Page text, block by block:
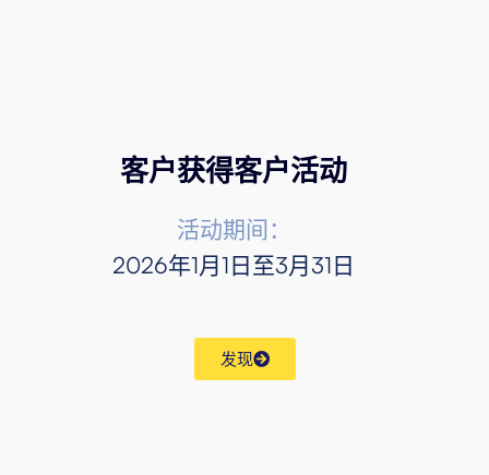
客户获得客户活动
活动期间：
2026年1月1日至3月31日
发现